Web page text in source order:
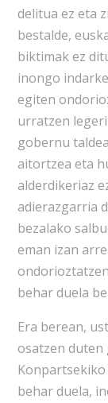
delitua ez eta
bestalde,
biktimak ez
inongo
egiten
urratzen
gobernu
aitortzea eta
alderdikeriaz
adierazgarria
bezalako
eman izan
behar duela
Era berean,
osatzen
behar duela,